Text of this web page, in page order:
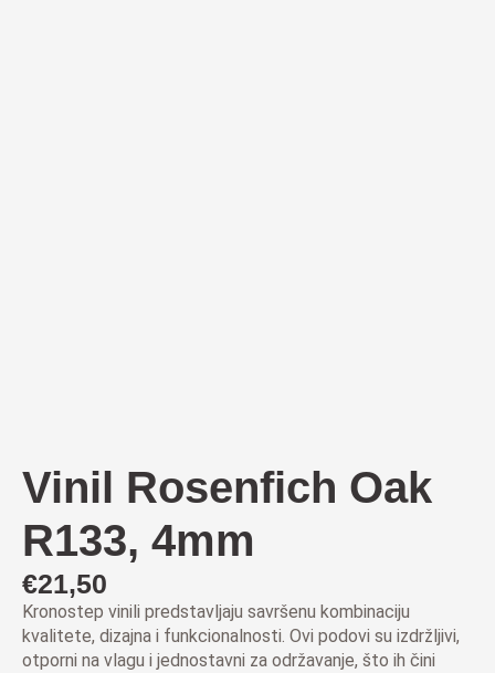
Vinil Rosenfich Oak
R133, 4mm
€21,50
Kronostep vinili predstavljaju savršenu kombinaciju
kvalitete, dizajna i funkcionalnosti. Ovi podovi su izdržljivi,
otporni na vlagu i jednostavni za održavanje, što ih čini